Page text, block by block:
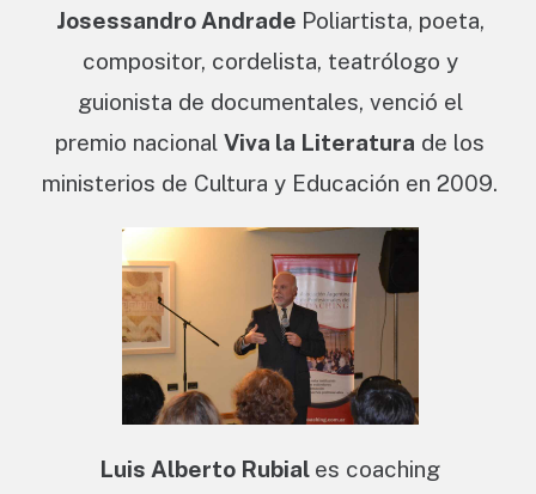
Josessandro Andrade Poliartista, poeta,
compositor, cordelista, teatrólogo y
guionista de documentales, venció el
premio nacional Viva la Literatura de los
ministerios de Cultura y Educación en 2009.
Luis Alberto Rubial es coaching